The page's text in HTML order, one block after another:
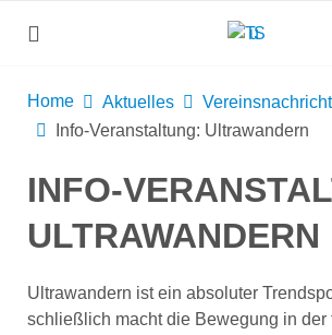
Home Aktuelles
Info-Veranstaltung: Ultrawandern
INFO-
ULTRAWANDERN
Ultrawandern ist ein absoluter
schließlich macht die Bewegung in der